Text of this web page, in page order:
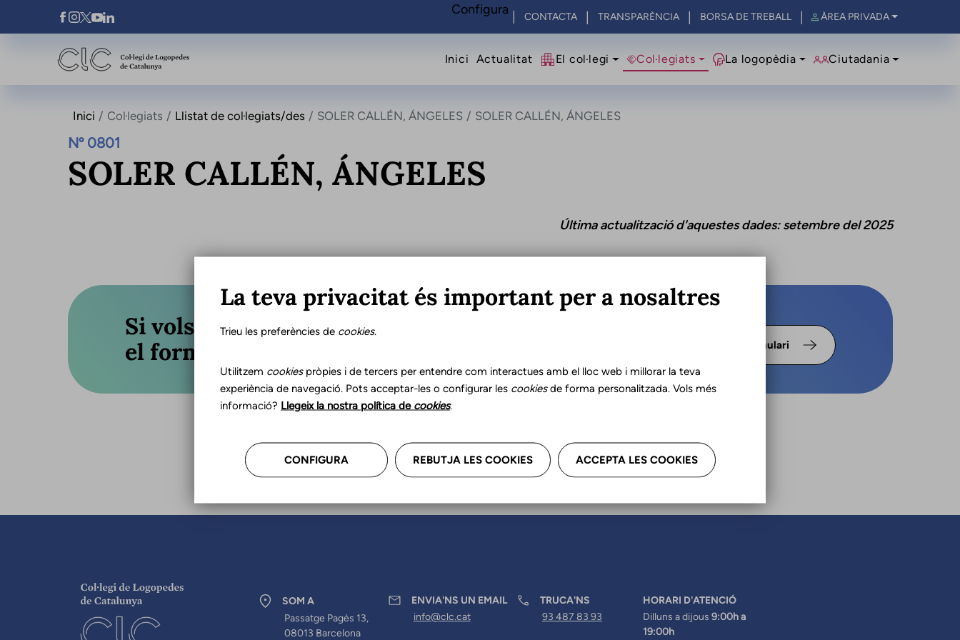
Vés al contingut
Xarxes Socials CONTACTA TRANSPARÈNCIA BORSA DE TREBALL ÀREA PRIVADA
Navegació principal
Inici Actualitat El col·legi Col·legiats La logopèdia Ciutadania
Inici Col·legiats Llistat de col·legiats/des SOLER CALLÉN, ÁNGELES SOLER CALLÉN, ÁNGELES
Nº 0801
SOLER CALLÉN, ÁNGELES
Última actualització d'aquestes dades: setembre del 2025
Si vols actualitzar les teves dades professionals omple
el formulari o truca'ns.
Formulari
SOM A
Passatge Pagès 13,
08013 Barcelona
ENVIA'NS UN EMAIL
info@clc.cat
TRUCA'NS
93 487 83 93
HORARI D'ATENCIÓ
Dilluns a dijous 9:00h a
19:00h
Configura
La teva privacitat és important per a nosaltres
Trieu les preferències de cookies.
Utilitzem cookiespròpies i de tercers per entendre com interactues amb el lloc web i millorar la teva
experiència de navegació. Pots acceptar-les o configurar les cookiesde forma personalitzada. Vols més
informació? Llegeix la nostra política de cookies.
CONFIGURA REBUTJA LES COOKIES ACCEPTA LES COOKIES